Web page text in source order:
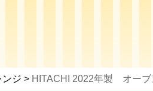
ンジ > HITACHI 2022年製 オーブ